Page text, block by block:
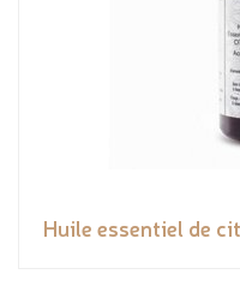
Huile essentiel de